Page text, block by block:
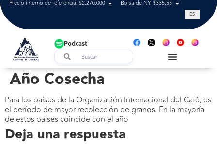
Precio interno de referencia: $2.270.000 Bolsa de NY: $335,55 Tasa de
ES
Podcast
Año Cosecha
Para los países de la Organización Internacional del Café, es
el período de mayor recolección de granos. En la mayoría
de estos países coincide con el año
Deja una respuesta